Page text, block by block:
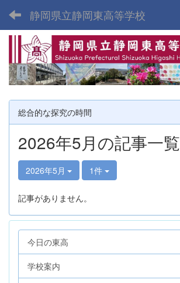
静岡県立静岡東高等学校
総合的な探究の時間
2026年5月の記事一覧
2026年5月 1件
記事がありません。
今日の東高
学校案内